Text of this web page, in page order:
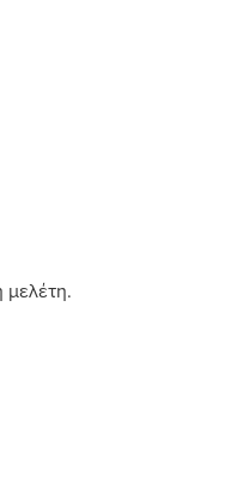
μελέτη.